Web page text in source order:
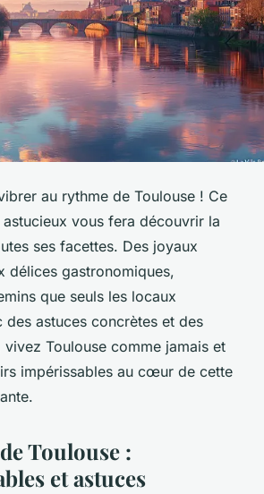
au rythme de Toulouse ! Ce
vous fera découvrir la
ses facettes. Des joyaux
délices gastronomiques,
que seuls les locaux
des astuces concrètes et des
Toulouse comme jamais et
impérissables au cœur de cette
Toulouse :
et astuces